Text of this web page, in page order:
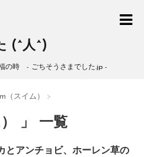
(^人^)
の時 - ごちそうさまでした.jp -
（スイム） >
） 」 一覧
とアンチョビ、ホーレン草の